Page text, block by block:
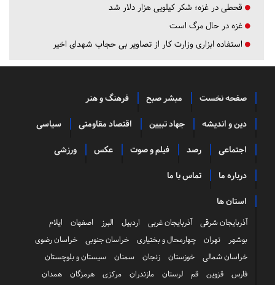
قحطی در غزه؛ شکر کیلویی هزار دلار شد
غزه در حال مرگ است
استفاده ابزاری وزارت کار از تصاویر بی حجاب شهدای اخیر
صفحه نخست مبشر صبح فرهنگ و هنر
دین و اندیشه جهاد تبیین اقتصاد مقاومتی سیاسی
اجتماعی رصد فیلم و صوت عکس ورزشی
درباره ما تماس با ما
استان ها
آذربایجان شرقی آذربایجان غربی اردبیل البرز اصفهان
ایلام
بوشهر
تهران چهارمحال و بختیاری خراسان جنوبی
خراسان رضوی
خراسان شمالی
خوزستان زنجان سمنان
سیستان و بلوچستان
فارس
قزوین قم لرستان مازندران مرکزی هرمزگان
همدان